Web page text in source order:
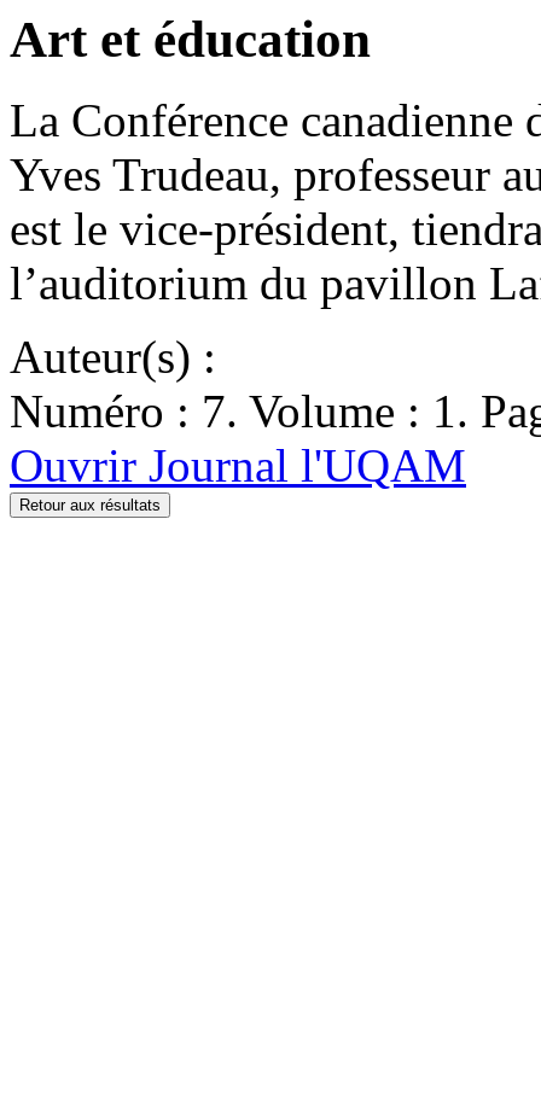
Art et éducation
La Conférence canadienne
Yves Trudeau, professeur
est le vice-président,
l’auditorium du pavillon
Auteur(s) :
Numéro : 7. Volume : 1.
Ouvrir Journal l'UQAM
Retour aux résultats